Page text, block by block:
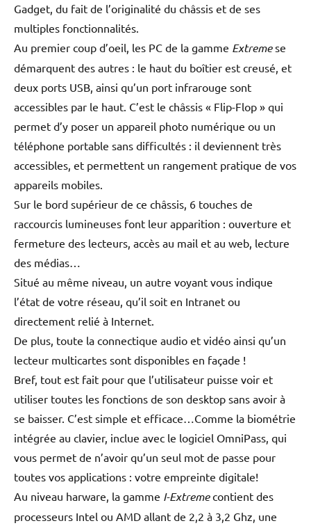
Gadget, du fait de l’originalité du châssis et de ses
multiples fonctionnalités.
Au premier coup d’oeil, les PC de la gamme Extremese
démarquent des autres : le haut du boîtier est creusé, et
deux ports USB, ainsi qu’un port infrarouge sont
accessibles par le haut. C’est le châssis « Flip-Flop » qui
permet d’y poser un appareil photo numérique ou un
téléphone portable sans difficultés : il deviennent très
accessibles, et permettent un rangement pratique de vos
appareils mobiles.
Sur le bord supérieur de ce châssis, 6 touches de
raccourcis lumineuses font leur apparition : ouverture et
fermeture des lecteurs, accès au mail et au web, lecture
des médias…
Situé au même niveau, un autre voyant vous indique
l’état de votre réseau, qu’il soit en Intranet ou
directement relié à Internet.
De plus, toute la connectique audio et vidéo ainsi qu’un
lecteur multicartes sont disponibles en façade !
Bref, tout est fait pour que l’utilisateur puisse voir et
utiliser toutes les fonctions de son desktop sans avoir à
se baisser. C’est simple et efficace…Comme la biométrie
intégrée au clavier, inclue avec le logiciel OmniPass, qui
vous permet de n’avoir qu’un seul mot de passe pour
toutes vos applications : votre empreinte digitale!
Au niveau harware, la gamme I-Extremecontient des
processeurs Intel ou AMD allant de 2,2 à 3,2 Ghz, une